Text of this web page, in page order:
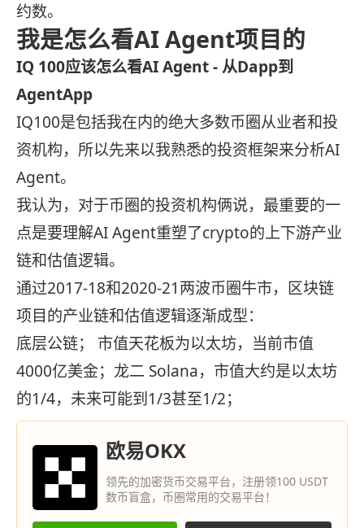
约数。
我是怎么看AI Agent项目的
IQ 100应该怎么看AI Agent -从Dapp到
AgentApp
IQ100是包括我在内的绝大多数币圈从业者和投
资机构，所以先来以我熟悉的投资框架来分析AI
Agent。
我认为，对于币圈的投资机构俩说，最重要的一
点是要理解AI Agent重塑了crypto的上下游产业
链和估值逻辑。
通过2017-18和2020-21两波币圈牛市，区块链
项目的产业链和估值逻辑逐渐成型：
底层公链； 市值天花板为以太坊，当前市值
4000亿美金；龙二 Solana，市值大约是以太坊
的1/4，未来可能到1/3甚至1/2；
欧易OKX
领先的加密货币交易平台，注册领100 USDT
数币盲盒，币圈常用的交易平台！